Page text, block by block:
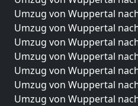
Umzug von Wuppertal
Umzug von Wuppertal
Umzug von Wuppertal
Umzug von Wuppertal
Umzug von Wuppertal
Umzug von Wuppertal
Umzug von Wuppertal